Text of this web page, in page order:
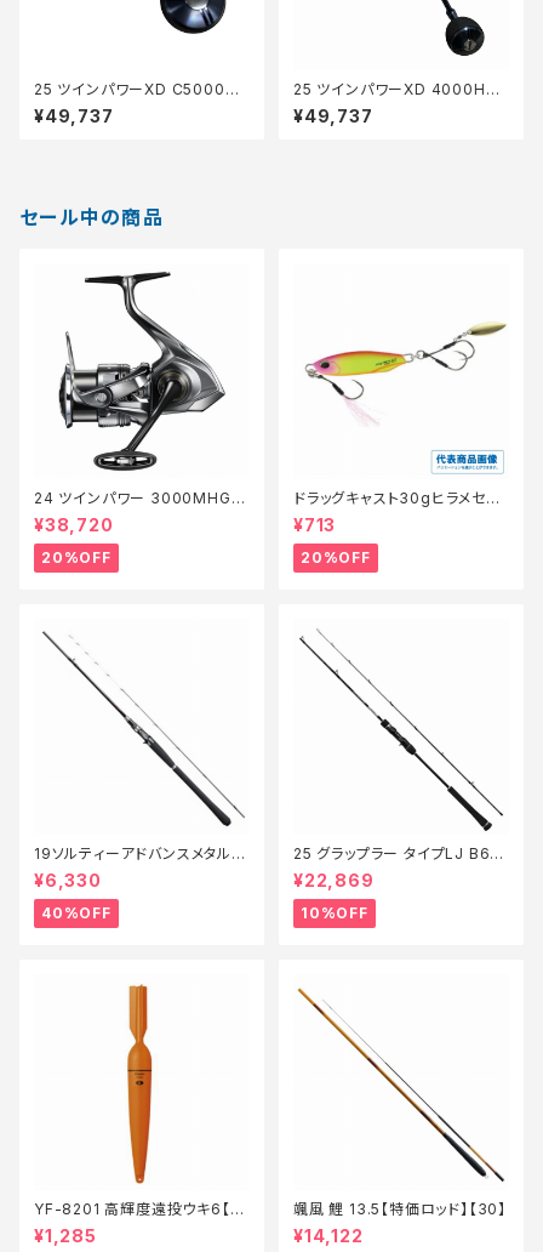
25 ツインパワーXD C5000XG
【中古品】
¥49,737
25 ツインパワーXD 4000HG
【中古品】
¥49,737
セール中の商品
24 ツインパワー 3000MHG
【特価リール】【20】
¥38,720
20%OFF
ドラッグキャスト30gヒラメセレ
クション【特価ルアー】【20】
¥713
20%OFF
19ソルティーアドバンスメタルス
ッテ B66MLS【特価竿】【40】
¥6,330
40%OFF
25 グラップラー タイプLJ B63-
3【継続セール_ロッド】【10】
¥22,869
10%OFF
YF-8201 高輝度遠投ウキ6【特
価仕掛】【20】
¥1,285
颯風 鯉 13.5【特価ロッド】【30】
¥14,122